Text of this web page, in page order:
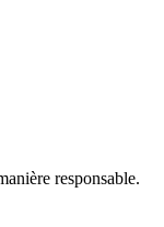
responsable.